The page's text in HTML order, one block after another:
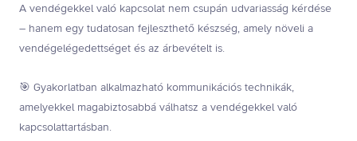
A vendégekkel való kapcsolat nem csupán udvariasság kérdése
– hanem egy tudatosan fejleszthető készség, amely növeli a
vendégelégedettséget és az árbevételt is.
🎯 Gyakorlatban alkalmazható kommunikációs technikák,
amelyekkel magabiztosabbá válhatsz a vendégekkel való
kapcsolattartásban.